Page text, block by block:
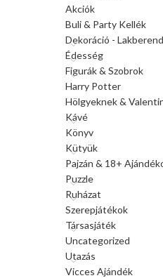
Akciók
Buli & Party Kellék
Dekoráció -
Édesség
Figurák & Szobrok
Harry Potter
Hölgyeknek &
Kávé
Könyv
Kütyük
Pajzán & 18+
Puzzle
Ruházat
Szerepjátékok
Társasjáték
Uncategorized
Utazás
Vicces Ajándék